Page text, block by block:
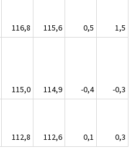
116,8 115,6 0,5
1,5
115,0 114,9 -0,4
-0,3
112,8 112,6 0,1 0,3